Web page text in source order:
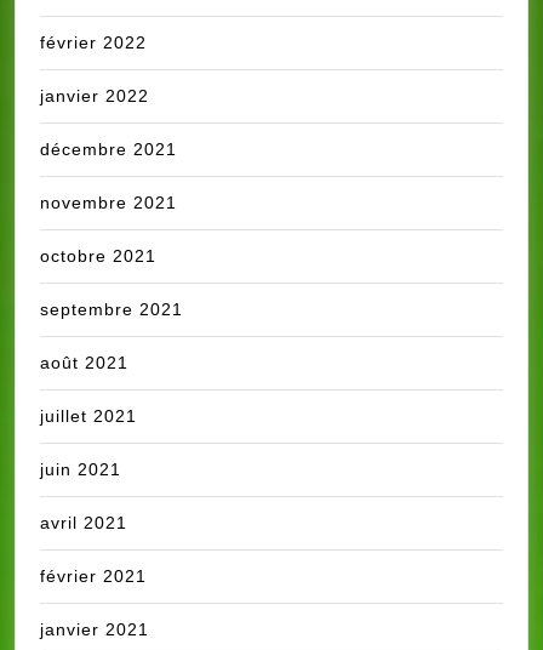
février 2022
janvier 2022
décembre 2021
novembre 2021
octobre 2021
septembre 2021
août 2021
juillet 2021
juin 2021
avril 2021
février 2021
janvier 2021